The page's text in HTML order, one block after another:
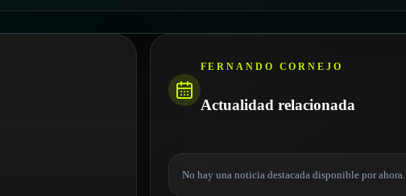
FERNANDO CORNEJO
Actualidad relacionada
No hay una noticia destacada disponible por ahora.